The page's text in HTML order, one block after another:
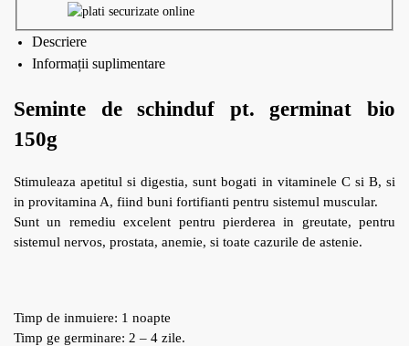
Descriere
Informații suplimentare
Seminte de schinduf pt. germinat bio
150g
Stimuleaza apetitul si digestia, sunt bogati in vitaminele C si B, si
in provitamina A, fiind buni fortifianti pentru sistemul muscular.
Sunt un remediu excelent pentru pierderea in greutate, pentru
sistemul nervos, prostata, anemie, si toate cazurile de astenie.
Timp de inmuiere: 1 noapte
Timp ge germinare: 2 – 4 zile.